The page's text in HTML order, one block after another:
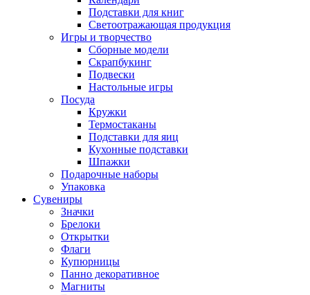
Подставки для книг
Светоотражающая продукция
Игры и творчество
Сборные модели
Скрапбукинг
Подвески
Настольные игры
Посуда
Кружки
Термостаканы
Подставки для яиц
Кухонные подставки
Шпажки
Подарочные наборы
Упаковка
Сувениры
Значки
Брелоки
Открытки
Флаги
Купюрницы
Панно декоративное
Магниты